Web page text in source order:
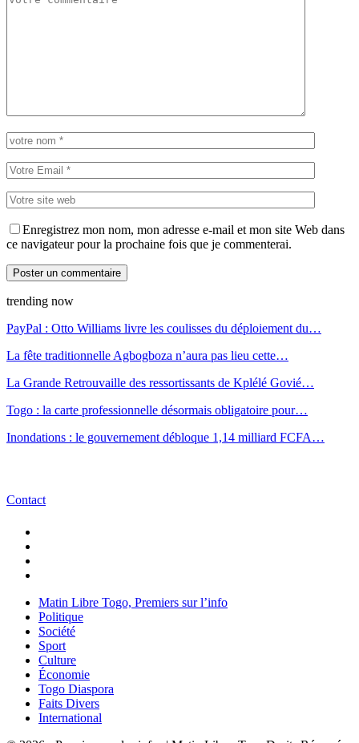
Enregistrez mon nom, mon adresse e-mail et mon site Web dans
ce navigateur pour la prochaine fois que je commenterai.
trending now
PayPal : Otto Williams livre les coulisses du déploiement du…
La fête traditionnelle Agbogboza n’aura pas lieu cette…
La Grande Retrouvaille des ressortissants de Kplélé Govié…
Togo : la carte professionnelle désormais obligatoire pour…
Inondations : le gouvernement débloque 1,14 milliard FCFA…
Contact
Matin Libre Togo, Premiers sur l’info
Politique
Société
Sport
Culture
Économie
Togo Diaspora
Faits Divers
International